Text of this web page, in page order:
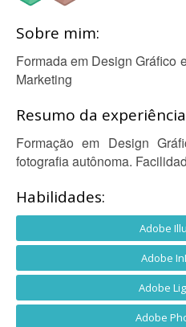
Sobre mim:
Formada em Design Gráfico
Marketing
Resumo da
Formação em Design
fotografia autônoma.
Habilidades:
Adobe
Adobe
Adobe
Adobe